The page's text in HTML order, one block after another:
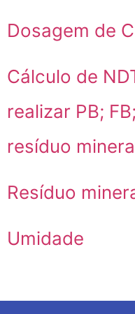
Dosagem de
Cálculo de
realizar PB;
resíduo
Resíduo
Umidade